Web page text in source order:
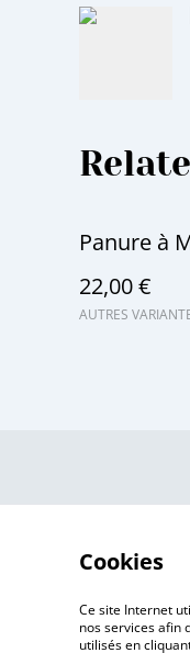
Panure à
22,00 €
AUTRES
Cookies
Ce site Internet
nos services afin
utilisés en